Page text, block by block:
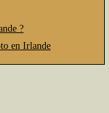
?
en Irlande